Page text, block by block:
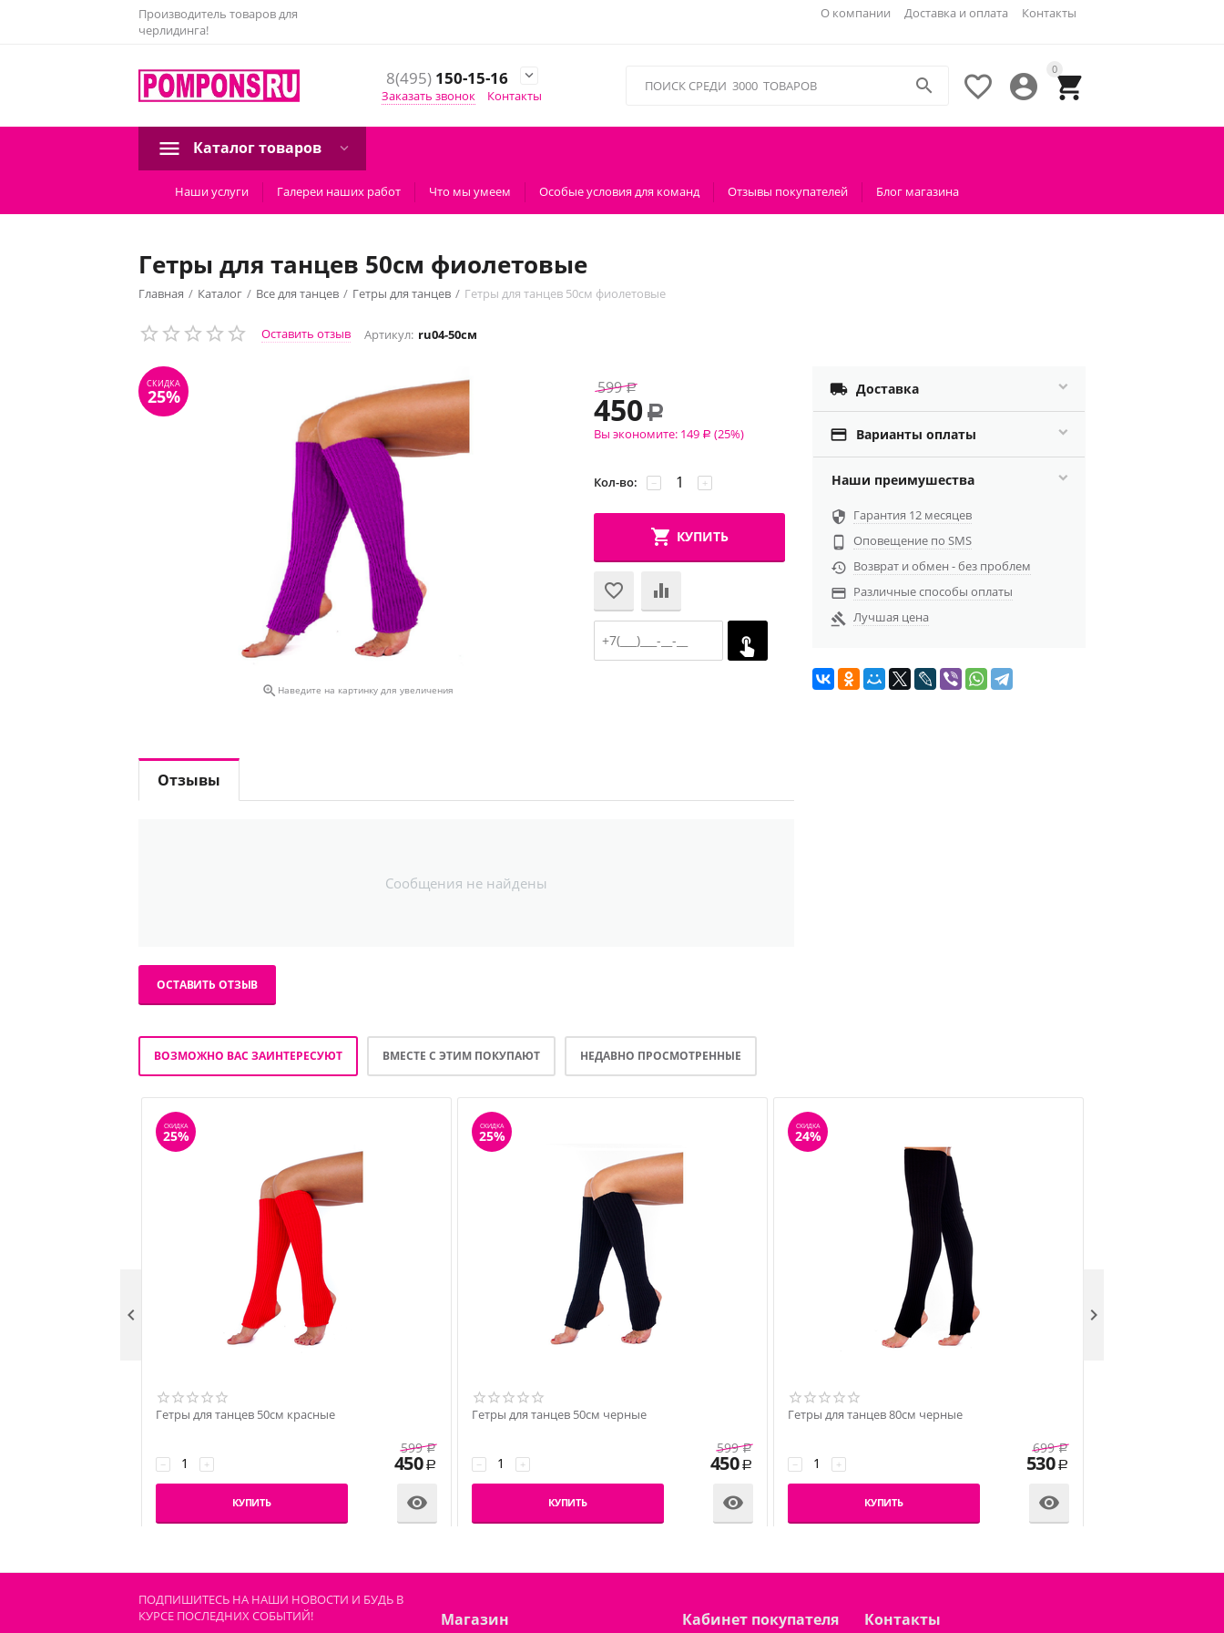
Производитель товаров для
черлидинга!
О компании Доставка и оплата Контакты
8(495)150-15-16

Заказать звонок
Контакты
0




Каталог товаров
Наши услуги Галереи наших работ Что мы умеем Особые условия для команд Отзывы покупателей Блог магазина
Гетры для танцев 50см фиолетовые
Главная / Каталог / Все для танцев / Гетры для танцев / Гетры для танцев 50см фиолетовые
Оставить отзыв Артикул: ru04-50см
 Наведите на картинку для увеличения
599 Р
450 Р
Вы экономите: 149 Р (25%)
Кол-во: +
−
КУПИТЬ
 Доставка
 Варианты оплаты
Наши преимушества
 Гарантия 12 месяцев

Оповещение по SMS
 Возврат и обмен - без проблем
 Различные способы оплаты
 Лучшая цена
Отзывы
Сообщения не найдены
ОСТАВИТЬ ОТЗЫВ
ВОЗМОЖНО ВАС ЗАИНТЕРЕСУЮТ ВМЕСТЕ С ЭТИМ ПОКУПАЮТ НЕДАВНО ПРОСМОТРЕННЫЕ
СКИДКА
25%
Гетры для танцев 50см красные
+
−
599 Р
450 Р
КУПИТЬ 
СКИДКА
25%
Гетры для танцев 50см черные
+
−
599 Р
450 Р
КУПИТЬ 
СКИДКА
24%
Гетры для танцев 80см черные
+
−
699 Р
530 Р
КУПИТЬ 
 
ПОДПИШИТЕСЬ НА НАШИ НОВОСТИ И БУДЬ В
КУРСЕ ПОСЛЕДНИХ СОБЫТИЙ!
Магазин Кабинет покупателя Контакты